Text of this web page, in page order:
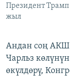
Президент Трамп
жыл
Андан соң АКШ
Чарльз
өкүлдөрү,